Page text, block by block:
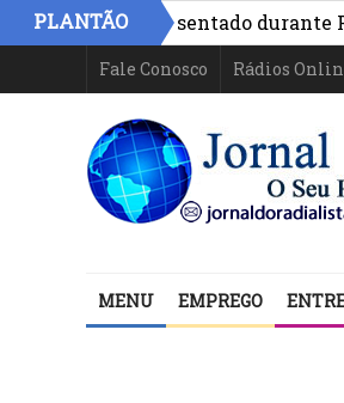
PLANTÃO
é apresentado durante
Fale Conosco Rádios
MENU EMPREGO